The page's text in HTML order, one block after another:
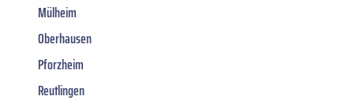
Mülheim
Oberhausen
Pforzheim
Reutlingen